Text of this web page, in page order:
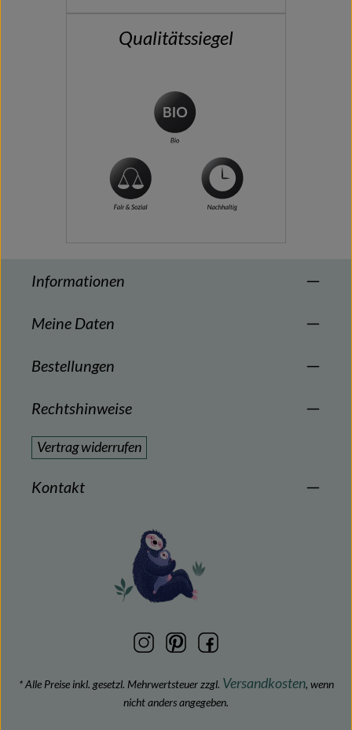
Qualitätssiegel
Informationen
Meine Daten
Bestellungen
Rechtshinweise
Vertrag widerrufen
Kontakt
* Alle Preise inkl. gesetzl. Mehrwertsteuer zzgl. Versandkosten, wenn
nicht anders angegeben.